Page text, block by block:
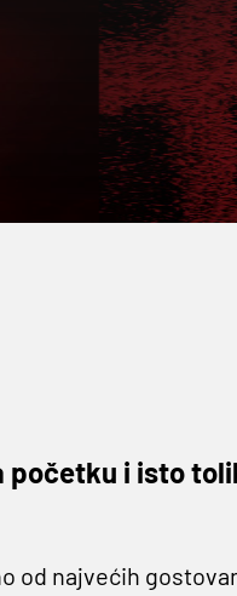
početku i isto
od najvećih